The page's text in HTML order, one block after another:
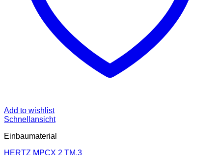
Add to wishlist
Schnellansicht
Einbaumaterial
HERTZ MPCX 2 TM.3